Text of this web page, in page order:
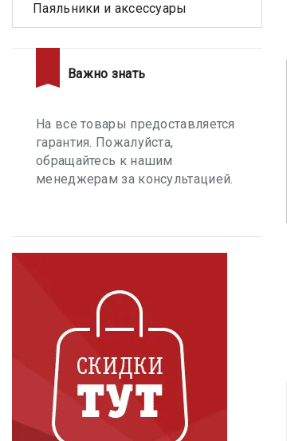
Паяльники и аксессуары
Важно знать
На все товары предоставляется
гарантия. Пожалуйста,
обращайтесь к нашим
менеджерам за консультацией.